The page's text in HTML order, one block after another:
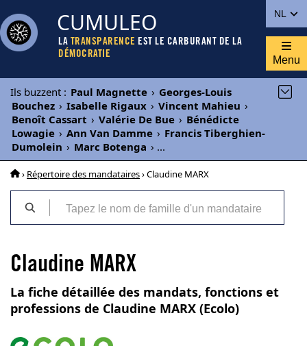
NL
CUMULEO
LA TRANSPARENCE EST LE CARBURANT DE LA
DÉMOCRATIE
Menu
Ils buzzent : Paul Magnette › Georges-Louis
Bouchez › Isabelle Rigaux › Vincent Mahieu ›
Benoît Cassart › Valérie De Bue › Bénédicte
Lowagie › Ann Van Damme › Francis Tiberghien-
Dumolein › Marc Botenga › ...
› Répertoire des mandataires› Claudine MARX
Claudine MARX
La fiche détaillée des mandats, fonctions et
professions de Claudine MARX (Ecolo)